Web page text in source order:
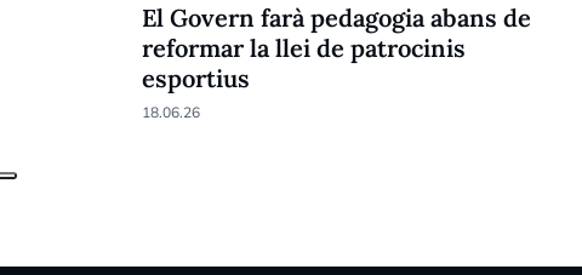
El Govern farà pedagogia abans de
reformar la llei de patrocinis
esportius
18.06.26